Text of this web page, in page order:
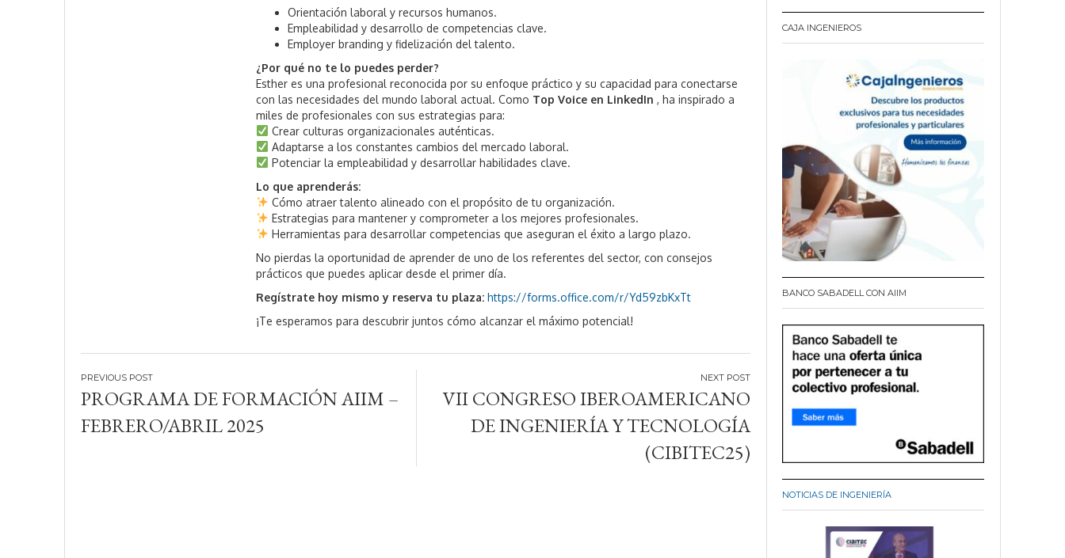
Orientación laboral y recursos humanos.
Empleabilidad y desarrollo de competencias clave.
Employer branding y fidelización del talento.
¿Por qué no te lo puedes perder?
Esther es una profesional reconocida por su enfoque práctico y su capacidad para conectarse
con las necesidades del mundo laboral actual. Como Top Voice en LinkedIn , ha inspirado a
miles de profesionales con sus estrategias para:
Crear culturas organizacionales auténticas.
Adaptarse a los constantes cambios del mercado laboral.
Potenciar la empleabilidad y desarrollar habilidades clave.
Lo que aprenderás:
Cómo atraer talento alineado con el propósito de tu organización.
Estrategias para mantener y comprometer a los mejores profesionales.
Herramientas para desarrollar competencias que aseguran el éxito a largo plazo.
No pierdas la oportunidad de aprender de uno de los referentes del sector, con consejos
prácticos que puedes aplicar desde el primer día.
Regístrate hoy mismo y reserva tu plaza: https://forms.office.com/r/Yd59zbKxTt
¡Te esperamos para descubrir juntos cómo alcanzar el máximo potencial!
Navegación
de
entradas
PROGRAMA DE FORMACIÓN AIIM –
FEBRERO/ABRIL 2025
VII CONGRESO IBEROAMERICANO
DE INGENIERÍA Y TECNOLOGÍA
(CIBITEC25)
CAJA INGENIEROS
BANCO SABADELL CON AIIM
NOTICIAS DE INGENIERÍA